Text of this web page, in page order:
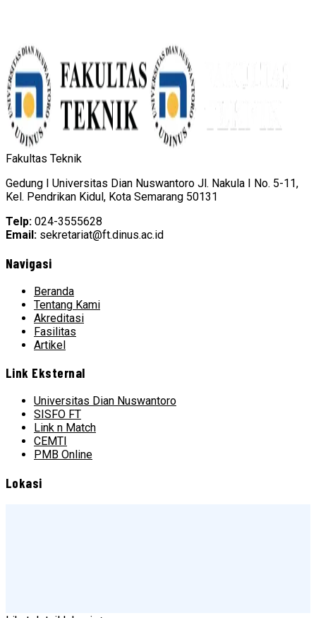
Fakultas Teknik
Gedung I Universitas Dian Nuswantoro Jl. Nakula I No. 5-11,
Kel. Pendrikan Kidul, Kota Semarang 50131
Telp: 024-3555628
Email: sekretariat@ft.dinus.ac.id
Navigasi
Beranda
Tentang Kami
Akreditasi
Fasilitas
Artikel
Link Eksternal
Universitas Dian Nuswantoro
SISFO FT
Link n Match
CEMTI
PMB Online
Lokasi